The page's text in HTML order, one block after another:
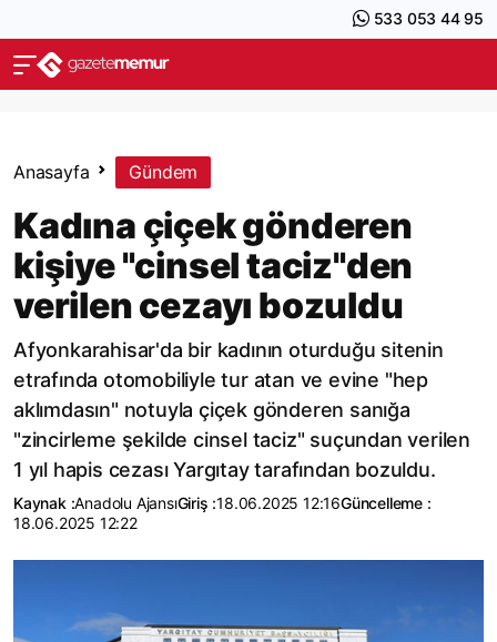
533 053 44 95
Anasayfa Gündem
Kadına çiçek gönderen
kişiye "cinsel taciz"den
verilen cezayı bozuldu
Afyonkarahisar'da bir kadının oturduğu sitenin
etrafında otomobiliyle tur atan ve evine "hep
aklımdasın" notuyla çiçek gönderen sanığa
"zincirleme şekilde cinsel taciz" suçundan verilen
1 yıl hapis cezası Yargıtay tarafından bozuldu.
Kaynak :Anadolu AjansıGiriş :18.06.2025 12:16Güncelleme :
18.06.2025 12:22